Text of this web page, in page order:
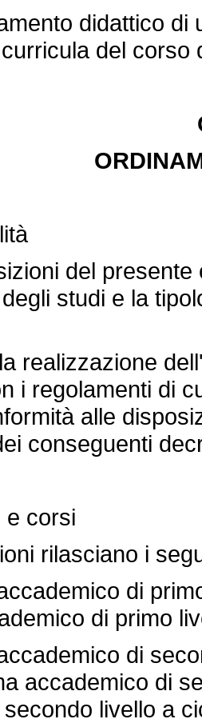
didattico di
del corso
del presente
studi e la
realizzazione
i regolamenti di
alle
conseguenti
e corsi
rilasciano i
di
di primo
di
accademico di
livello a